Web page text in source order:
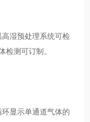
湿预处理系统可检
检测可订制。
显示单通道气体的